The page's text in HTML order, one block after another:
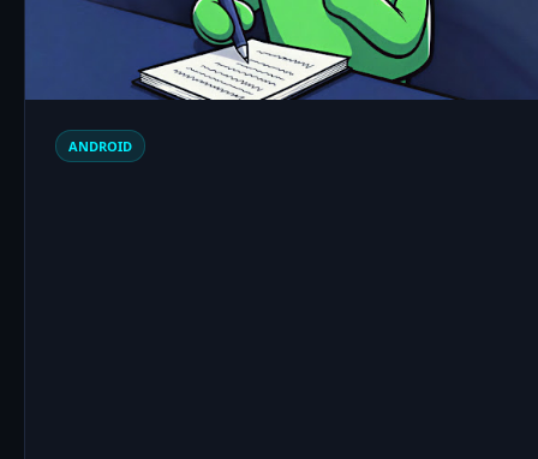
ANDROID